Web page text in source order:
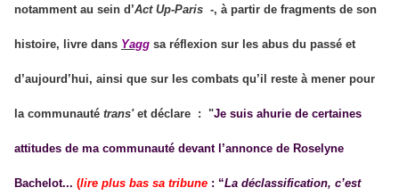
notamment au sein d’Act Up-Paris -, à partir de fragments de son
histoire, livre dans Yagg sa réflexion sur les abus du passé et
d’aujourd’hui, ainsi que sur les combats qu’il reste à mener pour
la communauté trans'et déclare : "Je suis ahurie de certaines
attitudes de ma communauté devant l’annonce de Roselyne
Bachelot... (lire plus bas sa tribune : “La déclassification, c’est